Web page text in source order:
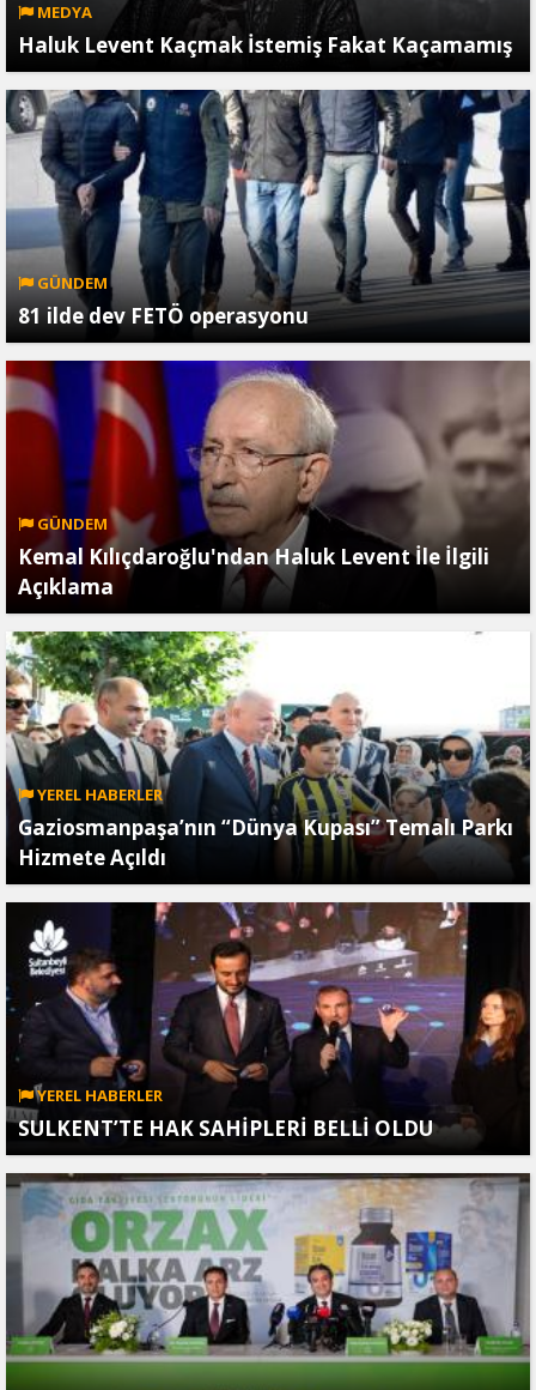
MEDYA
Haluk Levent Kaçmak İstemiş Fakat Kaçamamış
GÜNDEM
81 ilde dev FETÖ operasyonu
GÜNDEM
Kemal Kılıçdaroğlu'ndan Haluk Levent İle İlgili
Açıklama
YEREL HABERLER
Gaziosmanpaşa’nın “Dünya Kupası” Temalı Parkı
Hizmete Açıldı
YEREL HABERLER
SULKENT’TE HAK SAHİPLERİ BELLİ OLDU